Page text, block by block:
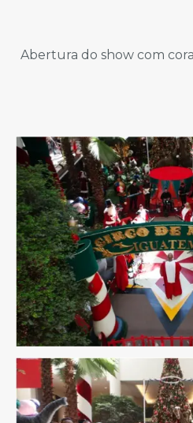
Abertura do show com